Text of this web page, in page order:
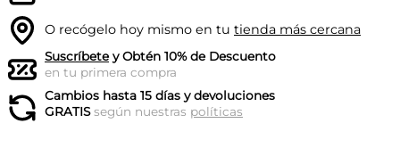
O recógelo hoy mismo en tu tienda más cercana
Suscríbetey Obtén 10% de Descuento
en tu primera compra
Cambios hasta 15 días y devoluciones
GRATISsegún nuestras políticas